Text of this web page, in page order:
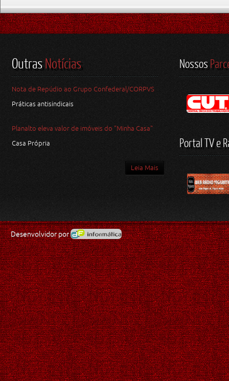
OutrasNotícias
Nota de Repúdio ao Grupo Confederal/CORPVS
Práticas antisindicais
Planalto eleva valor de imóveis do "Minha Casa"
Casa Própria
Leia Mais
Nossos
Portal TV e
Desenvolvidor por